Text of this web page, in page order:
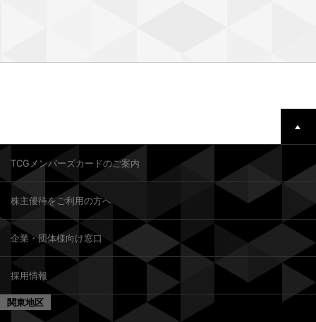
TCGメンバーズカードのご案内
株主優待をご利用の方へ
企業・団体様向け窓口
採用情報
関東地区